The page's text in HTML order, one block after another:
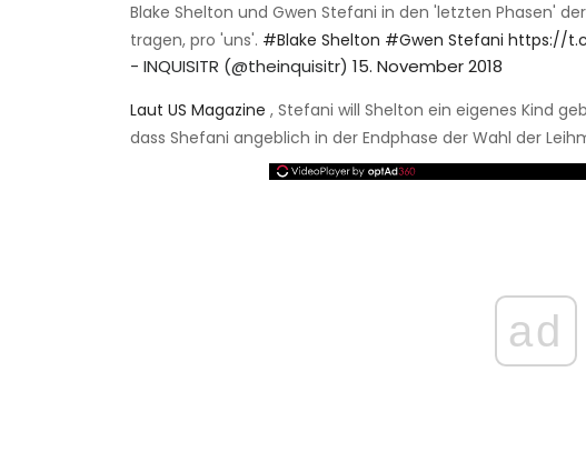
Blake Shelton und Gwen Stefani in den 'letzten Phasen'
tragen, pro 'uns'. #Blake Shelton #Gwen Stefani https://
- INQUISITR (@theinquisitr) 15. November 2018
Laut US Magazine , Stefani will Shelton ein eigenes Kind
dass Shefani angeblich in der Endphase der Wahl der
ad